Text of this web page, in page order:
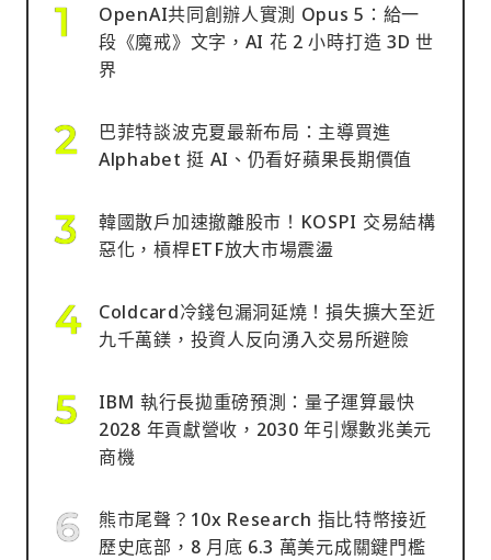
OpenAI共同創辦人實測 Opus 5：給一
段《魔戒》文字，AI 花 2 小時打造 3D 世
界
巴菲特談波克夏最新布局：主導買進
Alphabet 挺 AI、仍看好蘋果長期價值
韓國散戶加速撤離股市！KOSPI 交易結構
惡化，槓桿ETF放大市場震盪
Coldcard冷錢包漏洞延燒！損失擴大至近
九千萬鎂，投資人反向湧入交易所避險
IBM 執行長拋重磅預測：量子運算最快
2028 年貢獻營收，2030 年引爆數兆美元
商機
熊市尾聲？10x Research 指比特幣接近
歷史底部，8 月底 6.3 萬美元成關鍵門檻